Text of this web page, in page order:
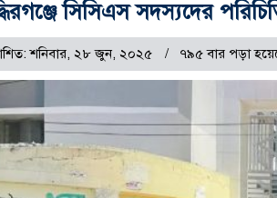
সিসিএস সদস্যদের
শনিবার, ২৮ জুন, ২০২৫ ৭৯৫ বার পড়া